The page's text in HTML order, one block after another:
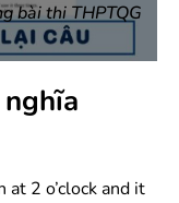
bài thi THPTQG
at 2 o’clock and it